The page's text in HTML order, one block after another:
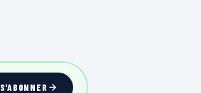
S'ABONNER